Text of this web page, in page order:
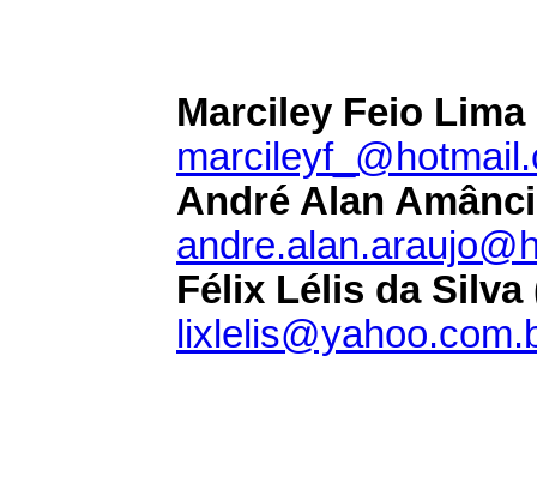
Marciley Feio Lima
André Alan
Félix Lélis da Silva